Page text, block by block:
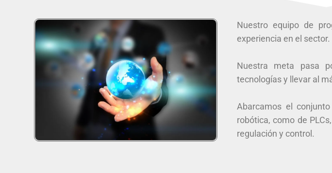
Nuestro equipo de
experiencia en el sector.
Nuestra meta pasa
tecnologías y llevar al
Abarcamos el
robótica, como de
regulación y control.